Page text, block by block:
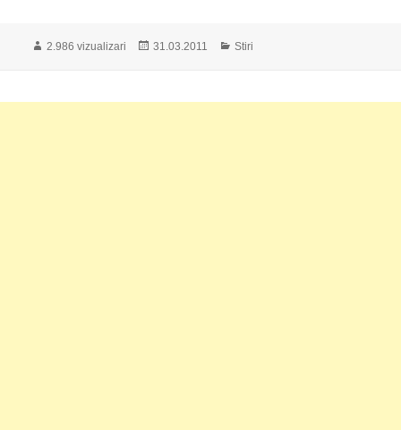
2.986 vizualizari
Publicat
31.03.2011 Categorii
Stiri